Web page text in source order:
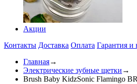
Акции
Контакты Доставка Оплата Гарантия и
Главная→
Электрические зубные щетки →
Brush Baby KidzSonic Flamingo